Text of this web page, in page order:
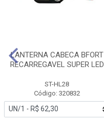
LANTERNA CABECA BFORT
RECARREGAVEL SUPER LED
ST-HL28
Código: 320832